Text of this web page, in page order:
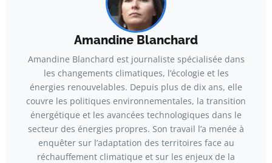
Amandine Blanchard
Amandine Blanchard est journaliste spécialisée dans
les changements climatiques, l’écologie et les
énergies renouvelables. Depuis plus de dix ans, elle
couvre les politiques environnementales, la transition
énergétique et les avancées technologiques dans le
secteur des énergies propres. Son travail l’a menée à
enquêter sur l’adaptation des territoires face au
réchauffement climatique et sur les enjeux de la